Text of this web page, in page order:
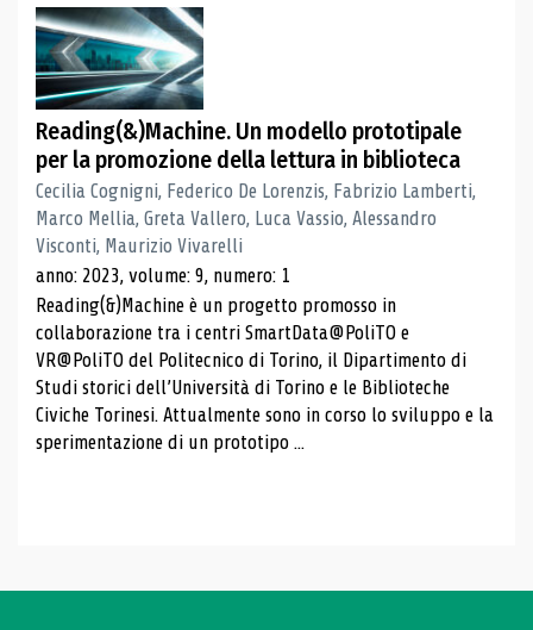
Reading(&)Machine. Un modello prototipale
per la promozione della lettura in biblioteca
Cecilia Cognigni, Federico De Lorenzis, Fabrizio Lamberti,
Marco Mellia, Greta Vallero, Luca Vassio, Alessandro
Visconti, Maurizio Vivarelli
anno: 2023, volume: 9, numero: 1
Reading(&)Machine è un progetto promosso in
collaborazione tra i centri SmartData@PoliTO e
VR@PoliTO del Politecnico di Torino, il Dipartimento di
Studi storici dell’Università di Torino e le Biblioteche
Civiche Torinesi. Attualmente sono in corso lo sviluppo e la
sperimentazione di un prototipo ...